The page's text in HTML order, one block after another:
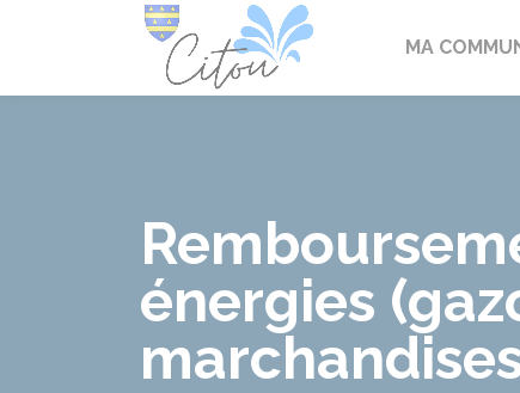
MA
énergies